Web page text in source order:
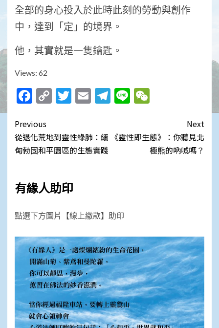
全部的身心投入於此時此刻的勞動與創作
中，達到「定」的境界。
他，其實就是一隻鑰匙。
Views: 62
Facebook
CopyTwitter
EmailTelegram
Line
Post
navigation
Previous
從退化荒地到靈性綠肺：緬
甸勃固和平園區的生態實踐
Next
《靈性即生態》：你聽見北
極熊的吶喊嗎？
有緣人助印
點選下方圖片【線上繳款】助印